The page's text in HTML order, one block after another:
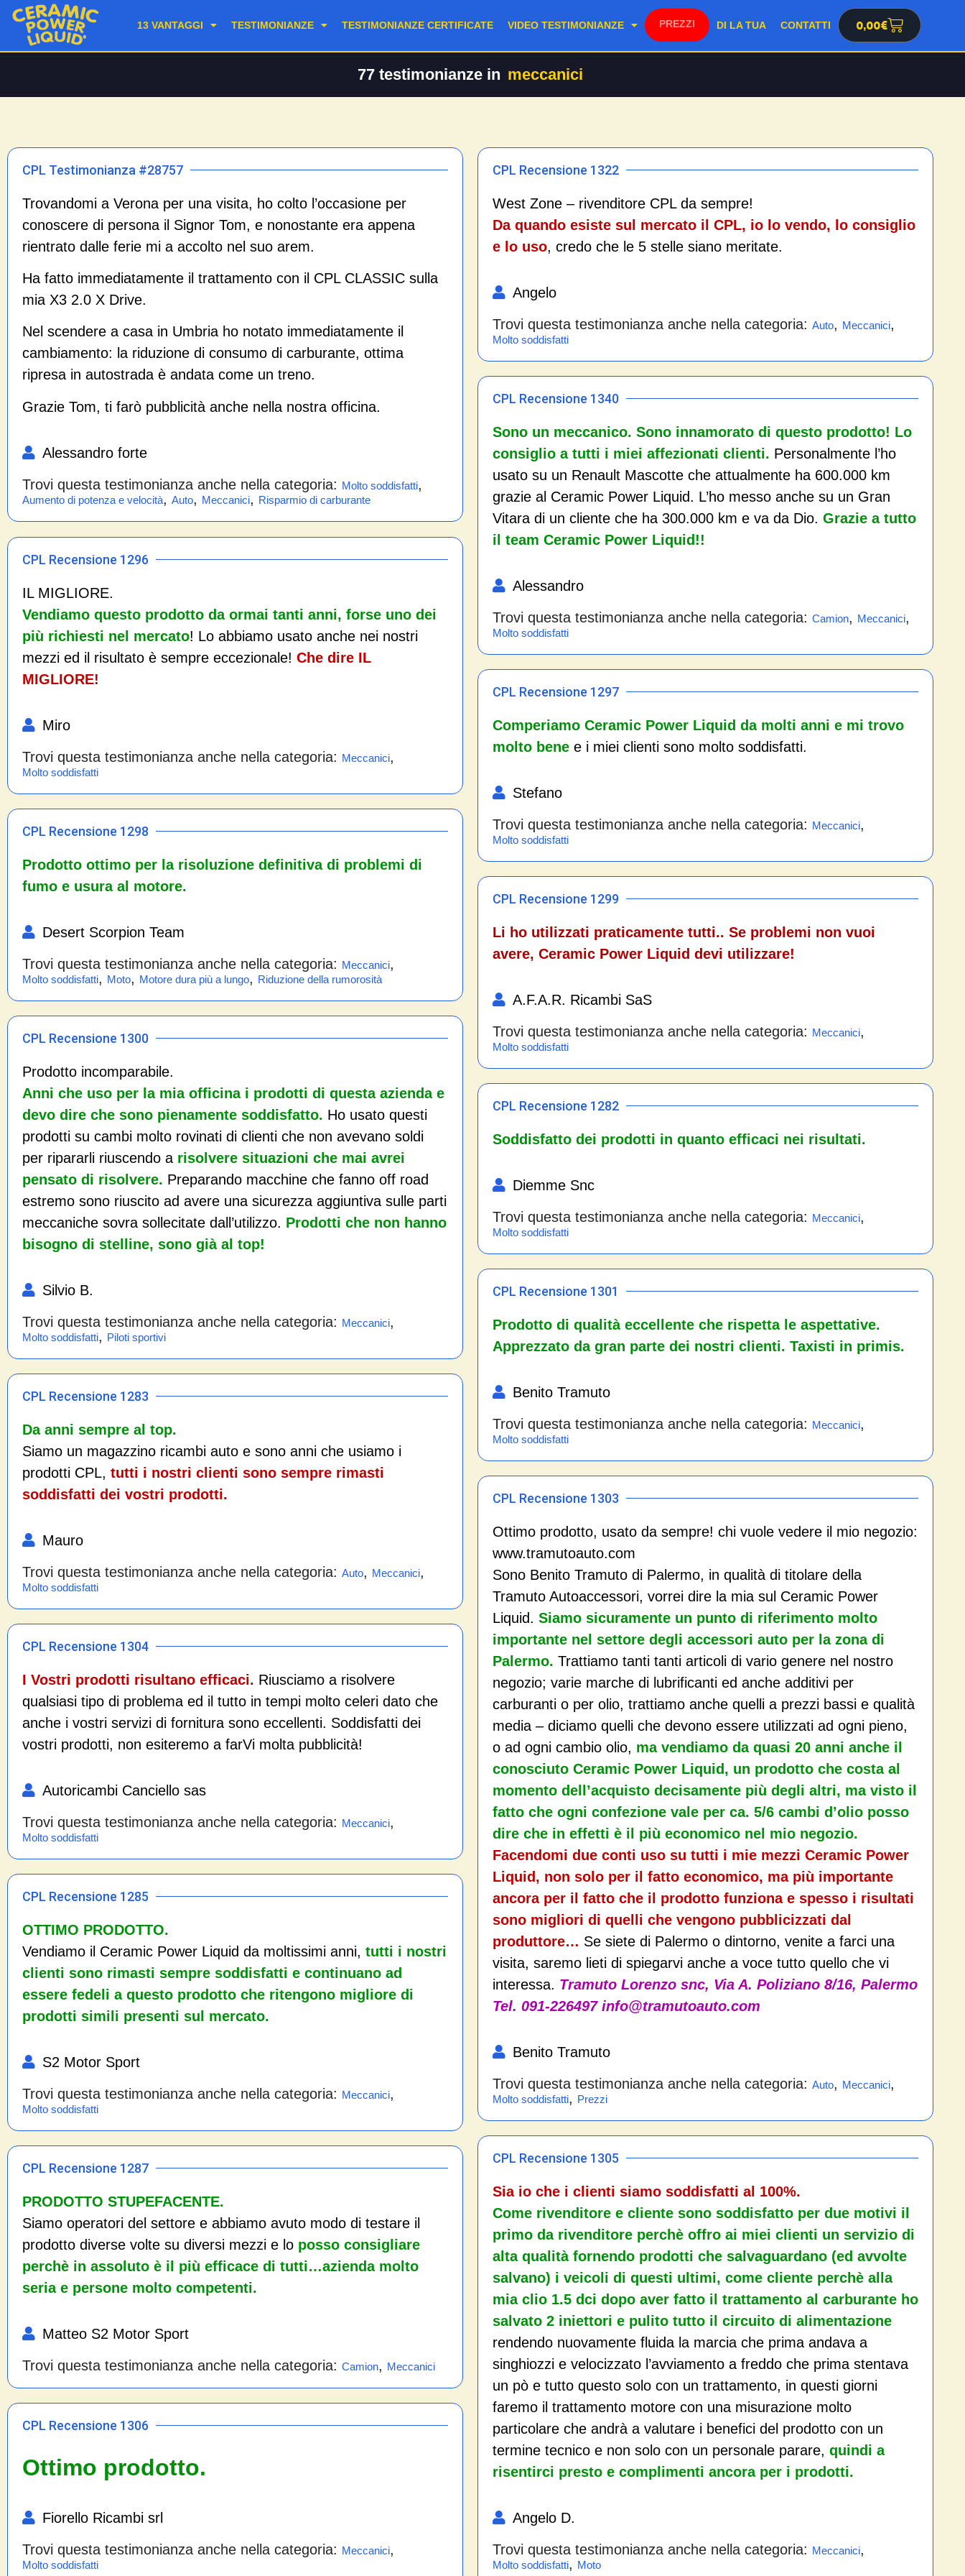
13 VANTAGGI TESTIMONIANZE TESTIMONIANZE CERTIFICATE VIDEO TESTIMONIANZE SHOP DI LA TUA CONTATTI 0,00€
77 testimonianze in meccanici
CPL Testimonianza #28757
Trovandomi a Verona per una visita, ho colto l’occasione per
conoscere di persona il Signor Tom, e nonostante era appena
rientrato dalle ferie mi a accolto nel suo arem.
Ha fatto immediatamente il trattamento con il CPL CLASSIC sulla
mia X3 2.0 X Drive.
Nel scendere a casa in Umbria ho notato immediatamente il
cambiamento: la riduzione di consumo di carburante, ottima
ripresa in autostrada è andata come un treno.
Grazie Tom, ti farò pubblicità anche nella nostra officina.
Alessandro forte
Trovi questa testimonianza anche nella categoria: Molto soddisfatti,
Aumento di potenza e velocità, Auto, Meccanici, Risparmio di carburante
CPL Recensione 1322
West Zone – rivenditore CPL da sempre!
Da quando esiste sul mercato il CPL, io lo vendo, lo consiglio
e lo uso, credo che le 5 stelle siano meritate.
Angelo
Trovi questa testimonianza anche nella categoria: Auto, Meccanici,
Molto soddisfatti
CPL Recensione 1340
Sono un meccanico. Sono innamorato di questo prodotto! Lo
consiglio a tutti i miei affezionati clienti. Personalmente l’ho
usato su un Renault Mascotte che attualmente ha 600.000 km
grazie al Ceramic Power Liquid. L’ho messo anche su un Gran
Vitara di un cliente che ha 300.000 km e va da Dio. Grazie a tutto
il team Ceramic Power Liquid!!
Alessandro
Trovi questa testimonianza anche nella categoria: Camion, Meccanici,
Molto soddisfatti
CPL Recensione 1296
IL MIGLIORE.
Vendiamo questo prodotto da ormai tanti anni, forse uno dei
più richiesti nel mercato! Lo abbiamo usato anche nei nostri
mezzi ed il risultato è sempre eccezionale! Che dire IL
MIGLIORE!
Miro
Trovi questa testimonianza anche nella categoria: Meccanici,
Molto soddisfatti
CPL Recensione 1297
Comperiamo Ceramic Power Liquid da molti anni e mi trovo
molto bene e i miei clienti sono molto soddisfatti.
Stefano
Trovi questa testimonianza anche nella categoria: Meccanici,
Molto soddisfatti
CPL Recensione 1298
Prodotto ottimo per la risoluzione definitiva di problemi di
fumo e usura al motore.
Desert Scorpion Team
Trovi questa testimonianza anche nella categoria: Meccanici,
Molto soddisfatti, Moto, Motore dura più a lungo, Riduzione della rumorosità
CPL Recensione 1299
Li ho utilizzati praticamente tutti.. Se problemi non vuoi
avere, Ceramic Power Liquid devi utilizzare!
A.F.A.R. Ricambi SaS
Trovi questa testimonianza anche nella categoria: Meccanici,
Molto soddisfatti
CPL Recensione 1300
Prodotto incomparabile.
Anni che uso per la mia officina i prodotti di questa azienda e
devo dire che sono pienamente soddisfatto. Ho usato questi
prodotti su cambi molto rovinati di clienti che non avevano soldi
per ripararli riuscendo a risolvere situazioni che mai avrei
pensato di risolvere. Preparando macchine che fanno off road
estremo sono riuscito ad avere una sicurezza aggiuntiva sulle parti
meccaniche sovra sollecitate dall’utilizzo. Prodotti che non hanno
bisogno di stelline, sono già al top!
Silvio B.
Trovi questa testimonianza anche nella categoria: Meccanici,
Molto soddisfatti, Piloti sportivi
CPL Recensione 1282
Soddisfatto dei prodotti in quanto efficaci nei risultati.
Diemme Snc
Trovi questa testimonianza anche nella categoria: Meccanici,
Molto soddisfatti
CPL Recensione 1301
Prodotto di qualità eccellente che rispetta le aspettative.
Apprezzato da gran parte dei nostri clienti. Taxisti in primis.
Benito Tramuto
Trovi questa testimonianza anche nella categoria: Meccanici,
Molto soddisfatti
CPL Recensione 1283
Da anni sempre al top.
Siamo un magazzino ricambi auto e sono anni che usiamo i
prodotti CPL, tutti i nostri clienti sono sempre rimasti
soddisfatti dei vostri prodotti.
Mauro
Trovi questa testimonianza anche nella categoria: Auto, Meccanici,
Molto soddisfatti
CPL Recensione 1303
Ottimo prodotto, usato da sempre! chi vuole vedere il mio negozio:
www.tramutoauto.com
Sono Benito Tramuto di Palermo, in qualità di titolare della
Tramuto Autoaccessori, vorrei dire la mia sul Ceramic Power
Liquid. Siamo sicuramente un punto di riferimento molto
importante nel settore degli accessori auto per la zona di
Palermo. Trattiamo tanti tanti articoli di vario genere nel nostro
negozio; varie marche di lubrificanti ed anche additivi per
carburanti o per olio, trattiamo anche quelli a prezzi bassi e qualità
media – diciamo quelli che devono essere utilizzati ad ogni pieno,
o ad ogni cambio olio, ma vendiamo da quasi 20 anni anche il
conosciuto Ceramic Power Liquid, un prodotto che costa al
momento dell’acquisto decisamente più degli altri, ma visto il
fatto che ogni confezione vale per ca. 5/6 cambi d’olio posso
dire che in effetti è il più economico nel mio negozio.
Facendomi due conti uso su tutti i mie mezzi Ceramic Power
Liquid, non solo per il fatto economico, ma più importante
ancora per il fatto che il prodotto funziona e spesso i risultati
sono migliori di quelli che vengono pubblicizzati dal
produttore… Se siete di Palermo o dintorno, venite a farci una
visita, saremo lieti di spiegarvi anche a voce tutto quello che vi
interessa. Tramuto Lorenzo snc, Via A. Poliziano 8/16, Palermo
Tel. 091-226497 info@tramutoauto.com
Benito Tramuto
Trovi questa testimonianza anche nella categoria: Auto, Meccanici,
Molto soddisfatti, Prezzi
CPL Recensione 1304
I Vostri prodotti risultano efficaci. Riusciamo a risolvere
qualsiasi tipo di problema ed il tutto in tempi molto celeri dato che
anche i vostri servizi di fornitura sono eccellenti. Soddisfatti dei
vostri prodotti, non esiteremo a farVi molta pubblicità!
Autoricambi Canciello sas
Trovi questa testimonianza anche nella categoria: Meccanici,
Molto soddisfatti
CPL Recensione 1285
OTTIMO PRODOTTO.
Vendiamo il Ceramic Power Liquid da moltissimi anni, tutti i nostri
clienti sono rimasti sempre soddisfatti e continuano ad
essere fedeli a questo prodotto che ritengono migliore di
prodotti simili presenti sul mercato.
S2 Motor Sport
Trovi questa testimonianza anche nella categoria: Meccanici,
Molto soddisfatti
CPL Recensione 1305
Sia io che i clienti siamo soddisfatti al 100%.
Come rivenditore e cliente sono soddisfatto per due motivi il
primo da rivenditore perchè offro ai miei clienti un servizio di
alta qualità fornendo prodotti che salvaguardano (ed avvolte
salvano) i veicoli di questi ultimi, come cliente perchè alla
mia clio 1.5 dci dopo aver fatto il trattamento al carburante ho
salvato 2 iniettori e pulito tutto il circuito di alimentazione
rendendo nuovamente fluida la marcia che prima andava a
singhiozzi e velocizzato l’avviamento a freddo che prima stentava
un pò e tutto questo solo con un trattamento, in questi giorni
faremo il trattamento motore con una misurazione molto
particolare che andrà a valutare i benefici del prodotto con un
termine tecnico e non solo con un personale parare, quindi a
risentirci presto e complimenti ancora per i prodotti.
Angelo D.
Trovi questa testimonianza anche nella categoria: Meccanici,
Molto soddisfatti, Moto
CPL Recensione 1287
PRODOTTO STUPEFACENTE.
Siamo operatori del settore e abbiamo avuto modo di testare il
prodotto diverse volte su diversi mezzi e lo posso consigliare
perchè in assoluto è il più efficace di tutti…azienda molto
seria e persone molto competenti.
Matteo S2 Motor Sport
Trovi questa testimonianza anche nella categoria: Camion, Meccanici
CPL Recensione 1306
Ottimo prodotto.
Fiorello Ricambi srl
Trovi questa testimonianza anche nella categoria: Meccanici,
Molto soddisfatti